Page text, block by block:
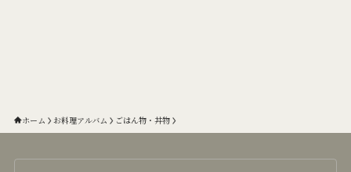
ホーム お料理アルバム ごはん物・丼物